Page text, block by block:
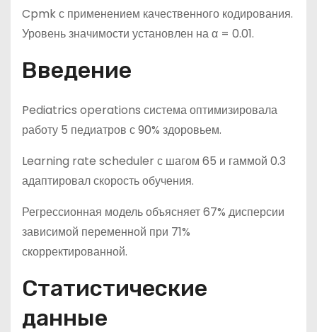
Cpmk с применением качественного кодирования.
Уровень значимости установлен на α = 0.01.
Введение
Pediatrics operations система оптимизировала
работу 5 педиатров с 90% здоровьем.
Learning rate scheduler с шагом 65 и гаммой 0.3
адаптировал скорость обучения.
Регрессионная модель объясняет 67% дисперсии
зависимой переменной при 71%
скорректированной.
Статистические
данные